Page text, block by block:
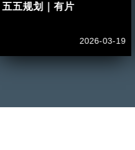
五五规划｜有片
2026-03-19